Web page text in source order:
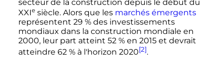
secteur de la construction depuis le début du
XXIe siècle. Alors que les marchés émergents
représentent 29 % des investissements
mondiaux dans la construction mondiale en
2000, leur part atteint 52 % en 2015 et devrait
atteindre 62 % à l'horizon 2020[2].